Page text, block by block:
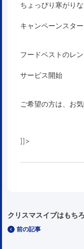
ちょっぴり寒がり
キャンペーンスター
フードベストのレ
サービス開始
ご希望の方は、お
]]>
前の記事
クリスマスイブはもち